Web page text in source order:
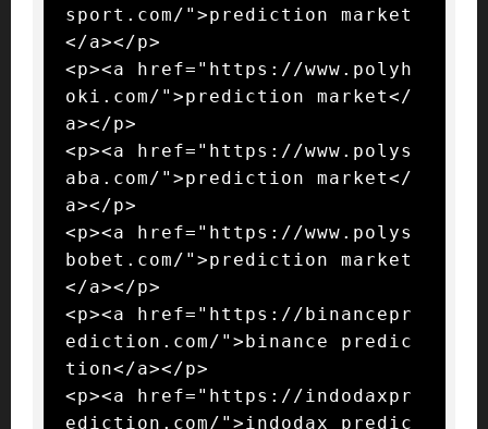
sport.com/">prediction market
</a></p>
<p><a href="https://www.polyh
oki.com/">prediction market</
a></p>
<p><a href="https://www.polys
aba.com/">prediction market</
a></p>
<p><a href="https://www.polys
bobet.com/">prediction market
</a></p>
<p><a href="https://binancepr
ediction.com/">binance predic
tion</a></p>
<p><a href="https://indodaxpr
ediction.com/">indodax predic